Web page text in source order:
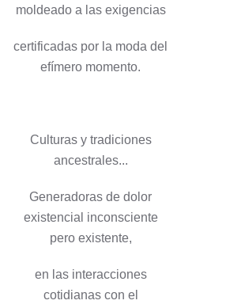
moldeado a las exigencias
certificadas por la moda del
efímero momento.
Culturas y tradiciones
ancestrales...
Generadoras de dolor
existencial inconsciente
pero existente,
en las interacciones
cotidianas con el